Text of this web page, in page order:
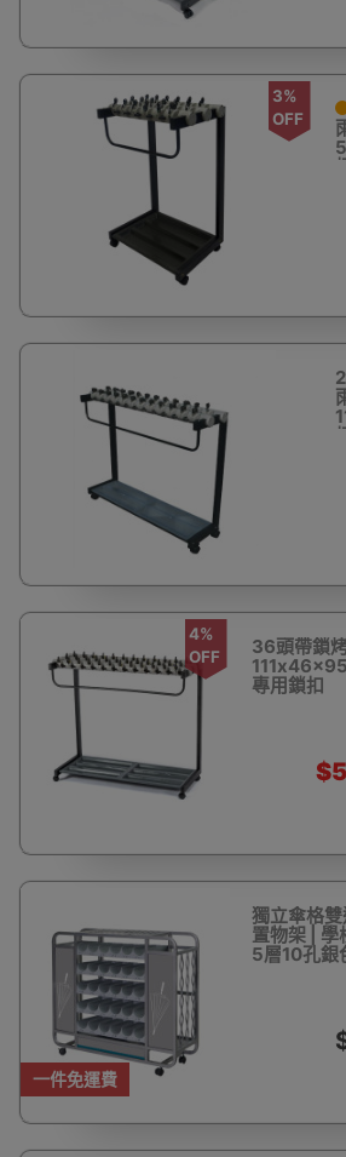
3%
OFF
4%
OFF
36頭帶鎖
專用鎖扣
一件免運費
獨立傘格
置物架 | 學
5層10孔銀